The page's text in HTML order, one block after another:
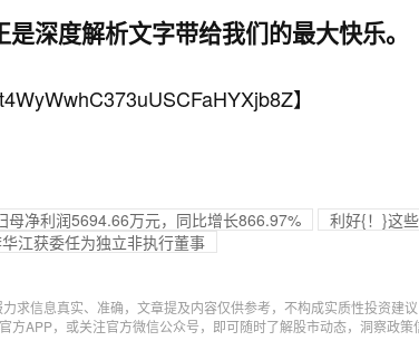
深度解析文字带给我们的最大快乐。
】
母净利润5694.66万元，同比增长866.97%
利好{！}这
江获委任为独立非执行董事
求信息真实、准确，文章提及内容仅供参考，不构成实质性投资建
方APP，或关注官方微信公众号，即可随时了解股市动态，洞察政策